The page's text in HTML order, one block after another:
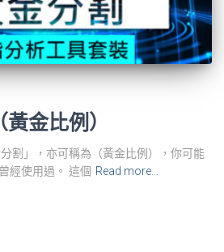
金比例）
割」，亦可稱為（黃金比例），你可能
經使用過。 這個 Read more…